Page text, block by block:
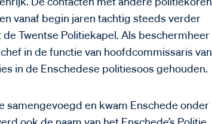
De contacten met andere politiekoren
vanaf begin jaren tachtig steeds verder
Twentse Politiekapel. Als beschermheer
in de functie van hoofdcommissaris van
in de Enschedese politiesoos gehouden.
samengevoegd en kwam Enschede onder